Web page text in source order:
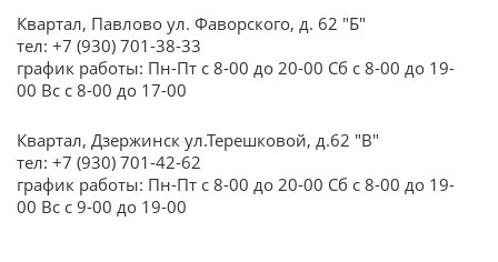
Квартал, Павлово ул. Фаворского, д. 62 "Б"
тел: +7 (930) 701-38-33
график работы: Пн-Пт с 8-00 до 20-00 Сб с 8-00 до 19-
00 Вс с 8-00 до 17-00
Квартал, Дзержинск ул.Терешковой, д.62 "В"
тел: +7 (930) 701-42-62
график работы: Пн-Пт с 8-00 до 20-00 Сб с 8-00 до 19-
00 Вс с 9-00 до 19-00